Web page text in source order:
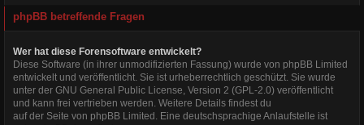
phpBB betreffende Fragen
Wer hat diese Forensoftware entwickelt?
Diese Software (in ihrer unmodifizierten Fassung) wurde von phpBB Limited
entwickelt und veröffentlicht. Sie ist urheberrechtlich geschützt. Sie wurde
unter der GNU General Public License, Version 2 (GPL-2.0) veröffentlicht
und kann frei vertrieben werden. Weitere Details findest du
auf der Seite von phpBB Limited. Eine deutschsprachige Anlaufstelle ist